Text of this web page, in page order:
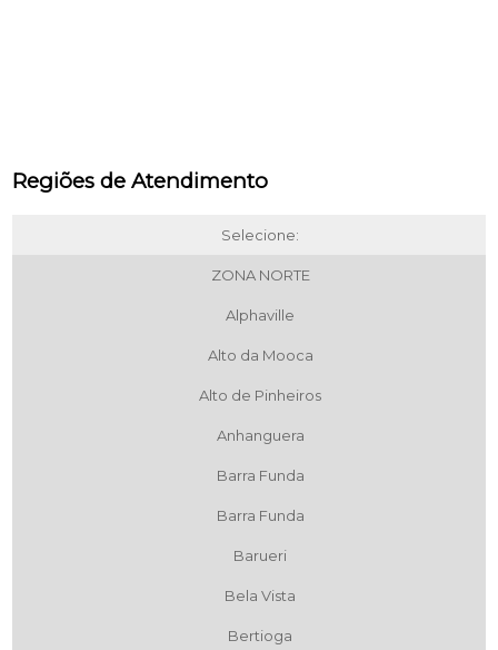
Regiões de Atendimento
Selecione:
ZONA NORTE
Alphaville
Alto da Mooca
Alto de Pinheiros
Anhanguera
Barra Funda
Barra Funda
Barueri
Bela Vista
Bertioga